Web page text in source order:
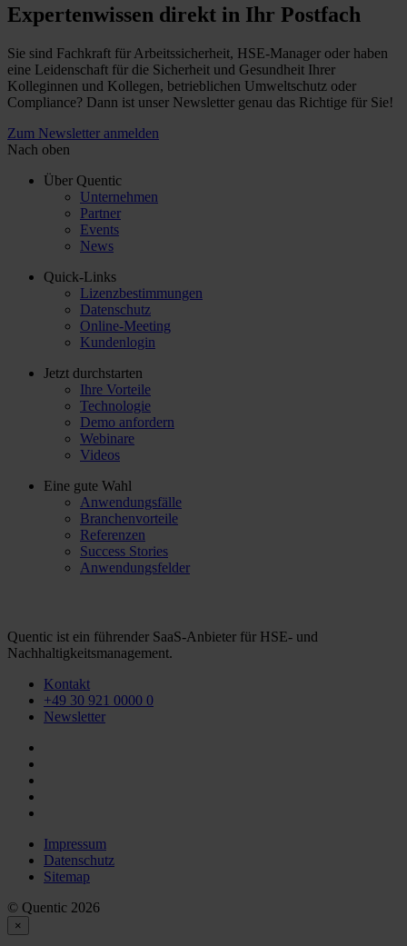
Expertenwissen direkt in Ihr Postfach
Sie sind Fachkraft für Arbeitssicherheit, HSE-Manager oder haben
eine Leidenschaft für die Sicherheit und Gesundheit Ihrer
Kolleginnen und Kollegen, betrieblichen Umweltschutz oder
Compliance? Dann ist unser Newsletter genau das Richtige für Sie!
Zum Newsletter anmelden
Nach oben
Über Quentic
Unternehmen
Partner
Events
News
Quick-Links
Lizenzbestimmungen
Datenschutz
Online-Meeting
Kundenlogin
Jetzt durchstarten
Ihre Vorteile
Technologie
Demo anfordern
Webinare
Videos
Eine gute Wahl
Anwendungsfälle
Branchenvorteile
Referenzen
Success Stories
Anwendungsfelder
Quentic ist ein führender SaaS-Anbieter für HSE- und
Nachhaltigkeitsmanagement.
Kontakt
+49 30 921 0000 0
Newsletter
Impressum
Datenschutz
Sitemap
© Quentic 2026
×